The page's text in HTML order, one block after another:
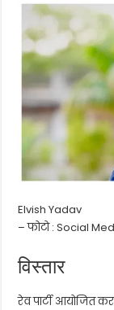
Elvish Yadav
– फोटो : Social
विस्तार
रेव पार्टी आयोजित